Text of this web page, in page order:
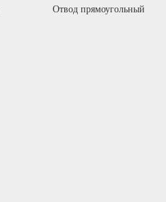
Отвод прямоугольный